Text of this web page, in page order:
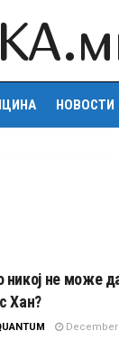
НОВОСТИ
не може
Хан?
December